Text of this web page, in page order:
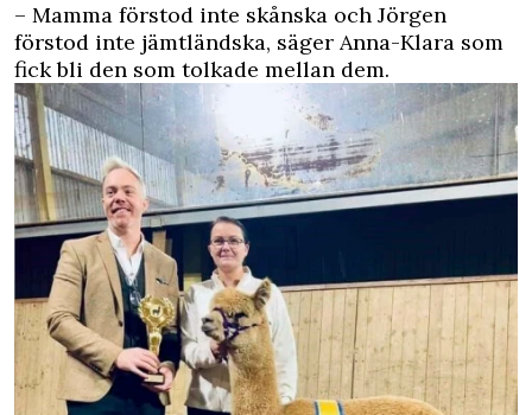
– Mamma förstod inte skånska och Jörgen
förstod inte jämtländska, säger Anna-Klara som
fick bli den som tolkade mellan dem.